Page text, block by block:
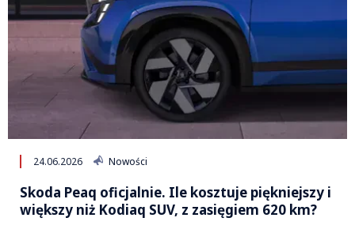
24.06.2026 Nowości
Skoda Peaq oficjalnie. Ile kosztuje piękniejszy i
większy niż Kodiaq SUV, z zasięgiem 620 km?